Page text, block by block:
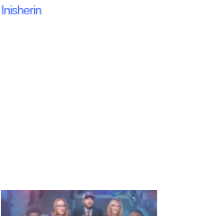
Inisherin